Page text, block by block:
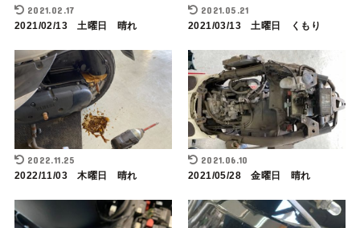
2021.02.17
2021/02/13 土曜日 晴れ
2021.05.21
2021/03/13 土曜日 くもり
2022.11.25
2022/11/03 木曜日 晴れ
2021.06.10
2021/05/28 金曜日 晴れ